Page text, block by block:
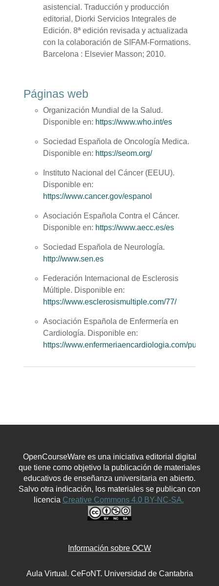
asistencial. Traducción y producción
editorial, Diorki Servicios Integrales de
Edición. 8ª edición revisada y actualizada
con la colaboración de SIFAM-Formations.
Barcelona : Elsevier Masson; 2010.
Páginas web
Organización Mundial de la Salud.
Disponible en: https://www.who.int/es
Sociedad Española de Oncología Medica.
Disponible en: https://seom.org/
Instituto Nacional del Cáncer (EEUU).
Disponible en:
https://www.cancer.gov/espanol
Asociación Española Contra el Cáncer.
Disponible en: https://www.aecc.es/es
Sociedad Española de Neurología.
http://www.sen.es
Federación Internacional de Esclerosis
Múltiple. Disponible en:
https://www.esclerosismultiple.com/77/
Asociación Española de Enfermería en
Cardiología. Disponible en:
https://www.enfermeriaencardiologia.com/
OpenCourseWare es una iniciativa editorial digital
que tiene como objetivo la publicación de materiales
educativos de enseñanza universitaria en abierto.
Salvo otra indicación, los materiales se publican con
licencia Creative Commons 4.0 BY-NC-SA.
Información sobre OCW
Aula Virtual. CeFoNT. Universidad de Cantabria